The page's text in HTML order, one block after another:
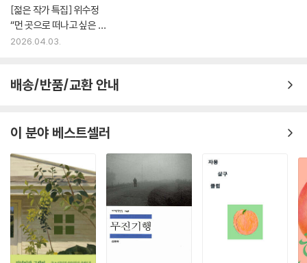
했고, 어떤 점에선 조금 어긋나도 크게 문제될 일이 없었던 두 사람이지만,
작고 검은 새끼 고양이를 만난 이후 조금씩 달라지기 시작한다. 인터넷으
로 주문한 고양이 물품이 채 도착하기도 전에 고양이는 엄청난 병원비를
다.
나는 숙주가 된 기분이야. 남편의 얼굴에서 웃음기가 사라졌다. 그런 말이
어딨어. 아니, 무슨 기분인 줄은 알겠는데 그 말은 좀 심하다. 축복아, 방금
말은 못 들은 걸로 하자. (p. 241)
마흔이 넘어 1년 남짓의 연애를 한 뒤 새로운 관계에 대한 호기심으로 결혼
을 한 ‘나’와 남편 지운. 함께 사는 생활에 점점 익숙해지면서 결혼 1주년 기
념 여행을 계획하던 이 부부에게 사십대 중반의 나이에는 불가능할 거라
[젊은 작가 특집] 위수정
“먼 곳으로 떠나고 싶은 마
음이 몸속에 깊이 박혀 있어
2026.04.03.
배송/반품/교환 안내
이 분야 베스트셀러